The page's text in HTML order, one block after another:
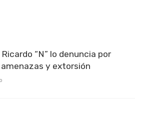
“N” lo denuncia por
y extorsión